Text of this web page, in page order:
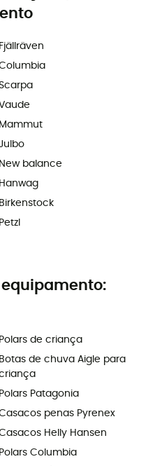
Fjällräven
Mammut
New balance
Hanwag
Birkenstock
Petzl
Polars de criança
Botas de chuva Aigle para
Polars Patagonia
penas Pyrenex
Helly Hansen
Polars Columbia